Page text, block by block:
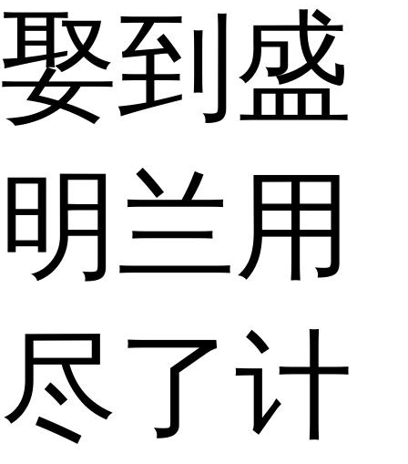
娶到盛
明兰用
尽了计